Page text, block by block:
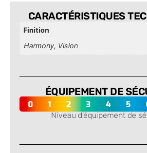
CARACTÉRISTIQUES
Finition
Harmony, Vision
ÉQUIPEMENT DE
Niveau d'équipement de